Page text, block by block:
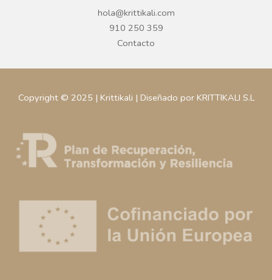
hola@krittikali.com
910 250 359
Contacto
Copyright © 2025 | Krittikali | Diseñado por KRITTIKALI S.L